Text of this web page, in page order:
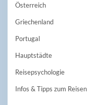
Österreich
Griechenland
Portugal
Hauptstädte
Reisepsychologie
Infos & Tipps zum Reisen